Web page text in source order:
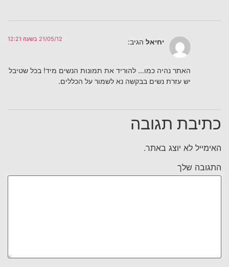
יחיאל הגיב: 21/05/12 בשעה 12:21
האתר נהיה כמו… להוריד את תמונות הנשים מיד! בכל שטיבל
יש עזרת נשים בבקשה נא לשמור על הכללים.
כתיבת תגובה
האימייל לא יוצג באתר.
התגובה שלך